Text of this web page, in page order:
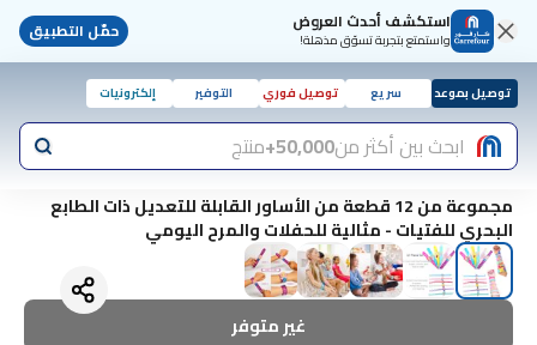
استكشف أحدث العروض
واستمتع بتجربة تسوّق مذهلة! حمّل التطبيق
توصيل بموعد سريع توصيل فوري التوفير إلكترونيات
ابحث بين أكثر من50,000+ منتج
مجموعة من 12 قطعة من الأساور القابلة للتعديل ذات الطابع
البحري للفتيات - مثالية للحفلات والمرح اليومي
غير متوفر